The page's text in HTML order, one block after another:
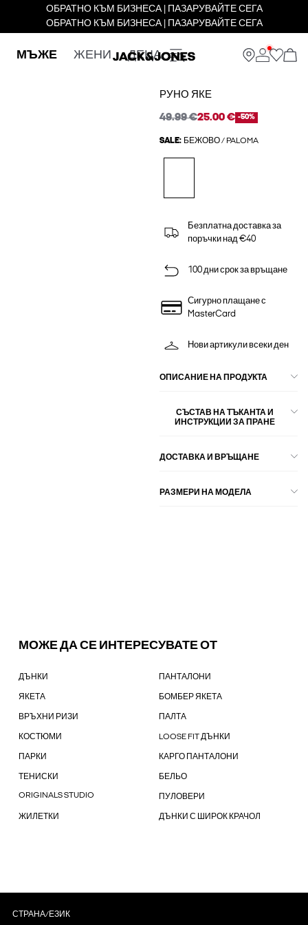
ОБРАТНО КЪМ БИЗНЕСА | ПАЗАРУВАЙТЕ СЕГА
ОБРАТНО КЪМ БИЗНЕСА | ПАЗАРУВАЙТЕ СЕГА
МЪЖЕ ЖЕНИ ДЕЦА
РУНО ЯКЕ
49.99 €25.00 € -50%
SALE: БЕЖОВО / PALOMA
Безплатна доставка за
поръчки над €40
100 дни срок за връщане
Сигурно плащане с
MasterCard
Нови артикули всеки ден
ОПИСАНИЕ НА ПРОДУКТА
СЪСТАВ НА ТЪКАНТА И
ИНСТРУКЦИИ ЗА ПРАНЕ
ДОСТАВКА И ВРЪЩАНЕ
РАЗМЕРИ НА МОДЕЛА
МОЖЕ ДА СЕ ИНТЕРЕСУВАТЕ ОТ
ДЪНКИ ПАНТАЛОНИ
ЯКЕТА БОМБЕР ЯКЕТА
ВРЪХНИ РИЗИ ПАЛТА
КОСТЮМИ LOOSE FIT ДЪНКИ
ПАРКИ КАРГО ПАНТАЛОНИ
ТЕНИСКИ БЕЛЬО
ORIGINALS STUDIO ПУЛОВЕРИ
ЖИЛЕТКИ ДЪНКИ С ШИРОК КРАЧОЛ
СТРАНА/ЕЗИК